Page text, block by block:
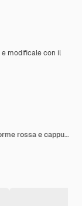
e modificale con il
Giovane uomo di consegna barbuto in uniforme rossa e cappuccio che tiene pila di scatole per pizza sorridente fiducioso